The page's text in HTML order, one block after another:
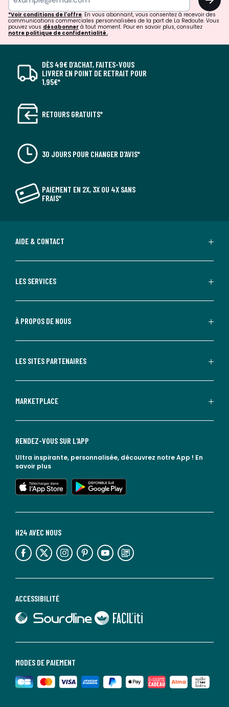
*Voir conditions de l'offre. En vous abonnant, vous consentez à recevoir des
communications commerciales personnalisées de la part de La Redoute. Vous
pouvez vous désabonner à tout moment. Pour en savoir plus, consultez
notre politique de confidentialité.
DÈS 49€ D’ACHAT, FAITES-VOUS
LIVRER EN POINT DE RETRAIT POUR
1,95€*
RETOURS GRATUITS*
30 JOURS POUR CHANGER D'AVIS*
PAIEMENT EN 2X, 3X OU 4X SANS
FRAIS*
AIDE & CONTACT
LES SERVICES
À PROPOS DE NOUS
LES SITES PARTENAIRES
MARKETPLACE
MODES DE PAIEMENT
ACCESSIBILITÉ
lien vers Faciliti
H24 AVEC NOUS
lien vers l'espace réseaux sociaux lien vers l'espace réseaux sociaux lien vers l'espace réseaux sociaux lien vers l'espace réseaux sociaux lien vers l'espace réseaux sociaux lien vers le blog la redoute
RENDEZ-VOUS SUR L'APP
Ultra inspirante, personnalisée, découvrez notre App ! En
savoir plus
lien vers l'app store
lien vers google play